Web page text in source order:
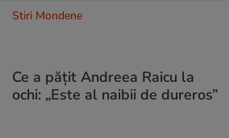
Stiri Mondene
Ce a pățit Andreea Raicu la
ochi: „Este al naibii de dureros”